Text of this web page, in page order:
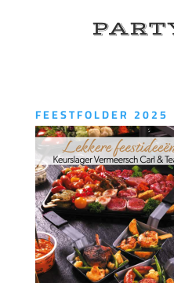
FEESTFOLDER 2025